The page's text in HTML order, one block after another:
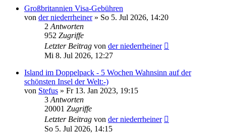
Großbritannien Visa-Gebühren
von der niederrheiner» So 5. Jul 2026, 14:20
2 Antworten
952 Zugriffe
Letzter Beitrag von der niederrheiner
Mi 8. Jul 2026, 12:27
Island im Doppelpack - 5 Wochen Wahnsinn auf der
schönsten Insel der Welt:-)
von Stefus » Fr 13. Jan 2023, 19:15
3 Antworten
20001 Zugriffe
Letzter Beitrag von der niederrheiner
So 5. Jul 2026, 14:15